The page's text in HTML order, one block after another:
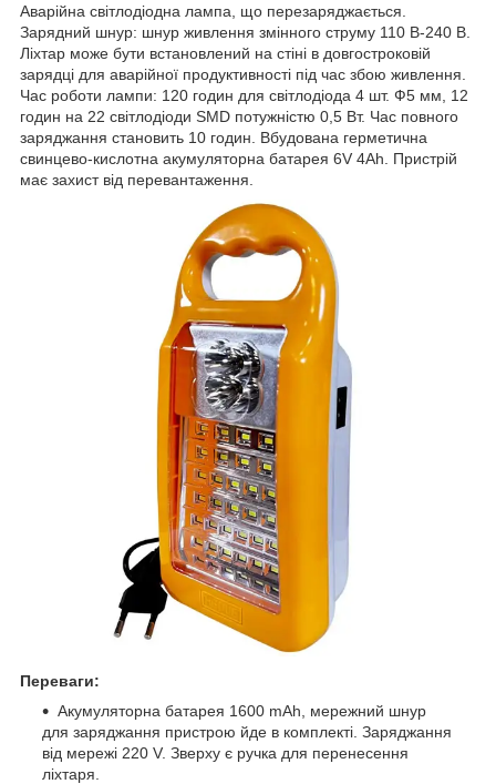
Аварійна світлодіодна лампа, що перезаряджається.
Зарядний шнур: шнур живлення змінного струму 110 В-240 В.
Ліхтар може бути встановлений на стіні в довгостроковій
зарядці для аварійної продуктивності під час збою живлення.
Час роботи лампи: 120 годин для світлодіода 4 шт. Ф5 мм, 12
годин на 22 світлодіоди SMD потужністю 0,5 Вт. Час повного
заряджання становить 10 годин. Вбудована герметична
свинцево-кислотна акумуляторна батарея 6V 4Ah. Пристрій
має захист від перевантаження.
Переваги:
Акумуляторна батарея 1600 mAh, мережний шнур
для заряджання пристрою йде в комплекті. Заряджання
від мережі 220 V. Зверху є ручка для перенесення
ліхтаря.